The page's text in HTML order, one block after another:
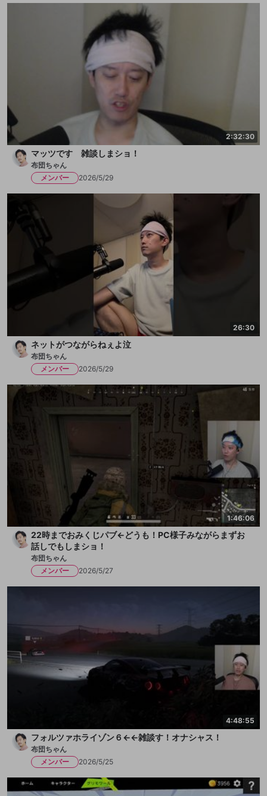
2:32:30
マッツです 雑談しまショ！
布団ちゃん
メンバー
2026/5/29
26:30
ネットがつながらねぇよ泣
布団ちゃん
メンバー
2026/5/29
1:46:06
22時までおみくじパブ←どうも！PC様子みながらまずお
話しでもしまショ！
布団ちゃん
メンバー
2026/5/27
4:48:55
フォルツァホライゾン６←←雑談す！オナシャス！
布団ちゃん
メンバー
2026/5/25